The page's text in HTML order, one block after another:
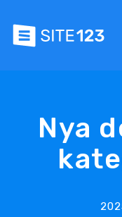
Nya